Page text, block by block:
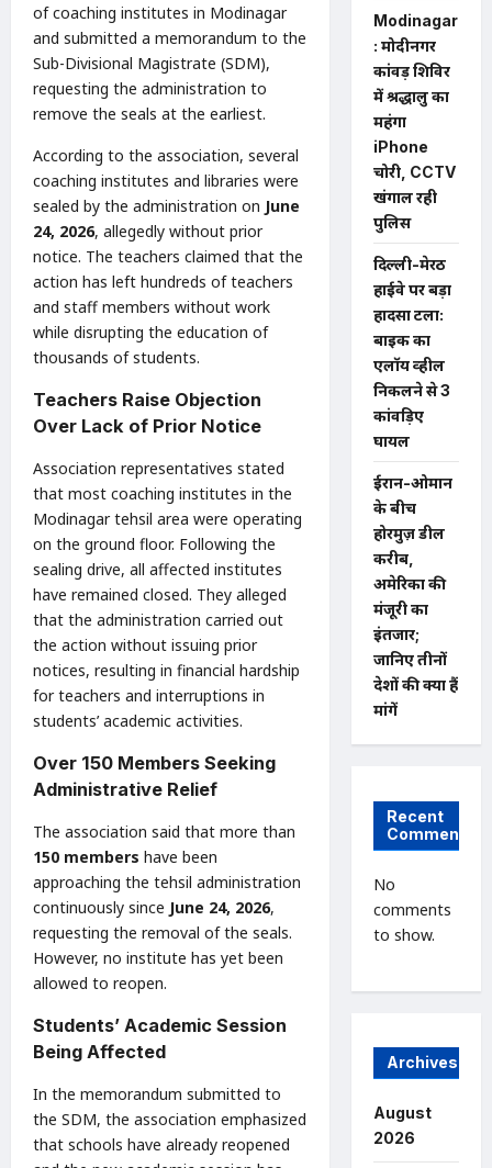
of coaching institutes in Modinagar
and submitted a memorandum to the
Sub-Divisional Magistrate (SDM),
requesting the administration to
remove the seals at the earliest.
According to the association, several
coaching institutes and libraries were
sealed by the administration on June
24, 2026, allegedly without prior
notice. The teachers claimed that the
action has left hundreds of teachers
and staff members without work
while disrupting the education of
thousands of students.
Teachers Raise Objection
Over Lack of Prior Notice
Association representatives stated
that most coaching institutes in the
Modinagar tehsil area were operating
on the ground floor. Following the
sealing drive, all affected institutes
have remained closed. They alleged
that the administration carried out
the action without issuing prior
notices, resulting in financial hardship
for teachers and interruptions in
students’ academic activities.
Over 150 Members Seeking
Administrative Relief
The association said that more than
150 members have been
approaching the tehsil administration
continuously since June 24, 2026,
requesting the removal of the seals.
However, no institute has yet been
allowed to reopen.
Students’ Academic Session
Being Affected
In the memorandum submitted to
the SDM, the association emphasized
that schools have already reopened
Modinagar
: मोदीनगर
कांवड़ शिविर
में श्रद्धालु का
महंगा
iPhone
चोरी, CCTV
खंगाल रही
पुलिस
दिल्ली-मेरठ
हाईवे पर बड़ा
हादसा टला:
बाइक का
एलॉय व्हील
निकलने से 3
कांवड़िए
घायल
ईरान-ओमान
के बीच
होरमुज़ डील
करीब,
अमेरिका की
मंजूरी का
इंतजार;
जानिए तीनों
देशों की क्या हैं
मांगें
Recent
Comments
No
comments
to show.
Archives
August
2026